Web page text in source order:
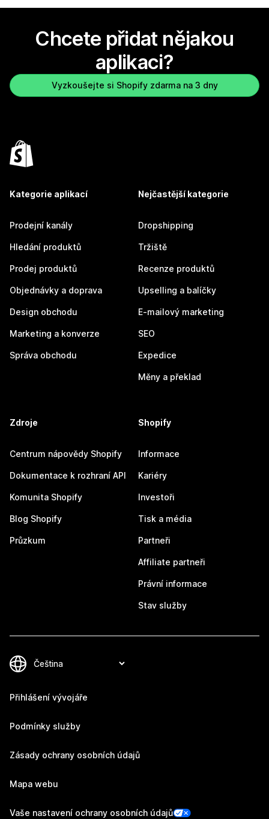
Chcete přidat nějakou
aplikaci?
Vyzkoušejte si Shopify zdarma na 3 dny
Kategorie aplikací
Prodejní kanály
Hledání produktů
Prodej produktů
Objednávky a doprava
Design obchodu
Marketing a konverze
Správa obchodu
Nejčastější kategorie
Dropshipping
Tržiště
Recenze produktů
Upselling a balíčky
E-mailový marketing
SEO
Expedice
Měny a překlad
Zdroje
Centrum nápovědy Shopify
Dokumentace k rozhraní API
Komunita Shopify
Blog Shopify
Průzkum
Shopify
Informace
Kariéry
Investoři
Tisk a média
Partneři
Affiliate partneři
Právní informace
Stav služby
Přihlášení vývojáře
Podmínky služby
Zásady ochrany osobních údajů
Mapa webu
Vaše nastavení ochrany osobních údajů